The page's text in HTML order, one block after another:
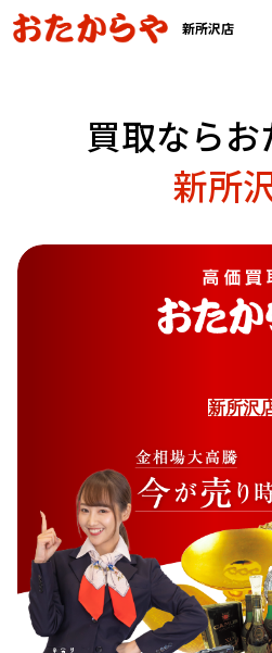
新所沢店
買取なら
新所
新所沢